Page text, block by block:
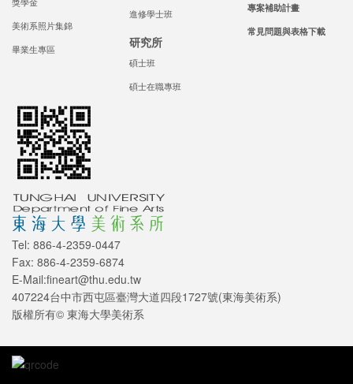
美術系照片集錦
畢業生專區
進修學士班
研究所
碩士班
碩士在職專班
專案補助計畫
常見問題與表格下載
Tel: 886-4-2359-0447
Fax: 886-4-2359-6874
E-Mail:fineart@thu.edu.tw
407224台中市西屯區臺灣大道四段1727號(東海美術系)
版權所有© 東海大學美術系